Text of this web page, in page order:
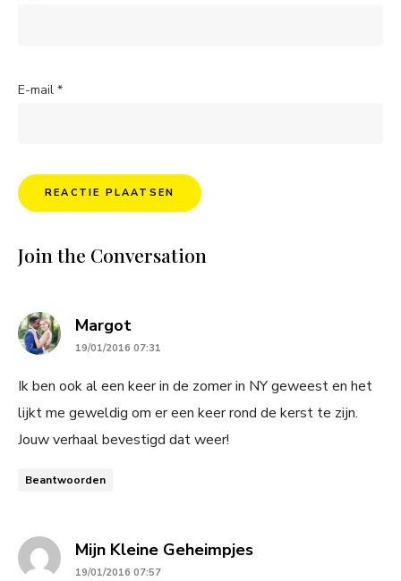
E-mail *
Join the Conversation
Margotsays:
19/01/2016 07:31
Ik ben ook al een keer in de zomer in NY geweest en het
lijkt me geweldig om er een keer rond de kerst te zijn.
Jouw verhaal bevestigd dat weer!
Beantwoorden
Mijn Kleine Geheimpjessays:
19/01/2016 07:57